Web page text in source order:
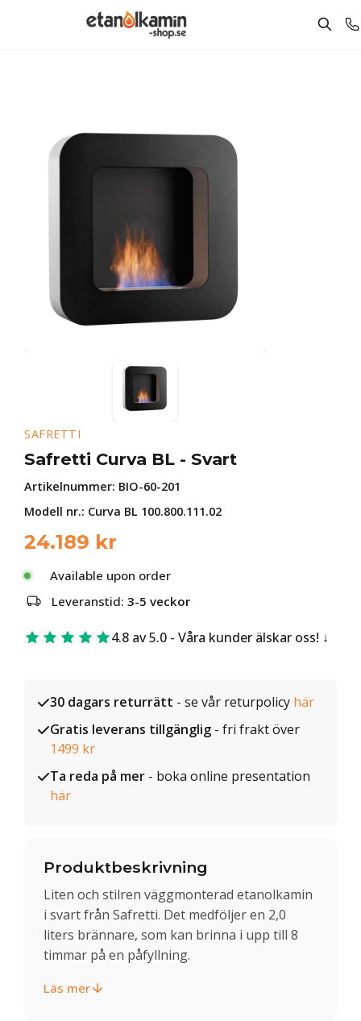
SAFRETTI
Safretti Curva BL - Svart
Artikelnummer: BIO-60-201
Modell nr.: Curva BL 100.800.111.02
24.189 kr
Available upon order
Leveranstid: 3-5 veckor
4.8 av 5.0 - Våra kunder älskar oss!
30 dagars returrätt - se vår returpolicy här
Gratis leverans tillgänglig - fri frakt över
1499 kr
Ta reda på mer - boka online presentation
här
Produktbeskrivning
Liten och stilren väggmonterad etanolkamin
i svart från Safretti. Det medföljer en 2,0
liters brännare, som kan brinna i upp till 8
timmar på en påfyllning.
Läs mer